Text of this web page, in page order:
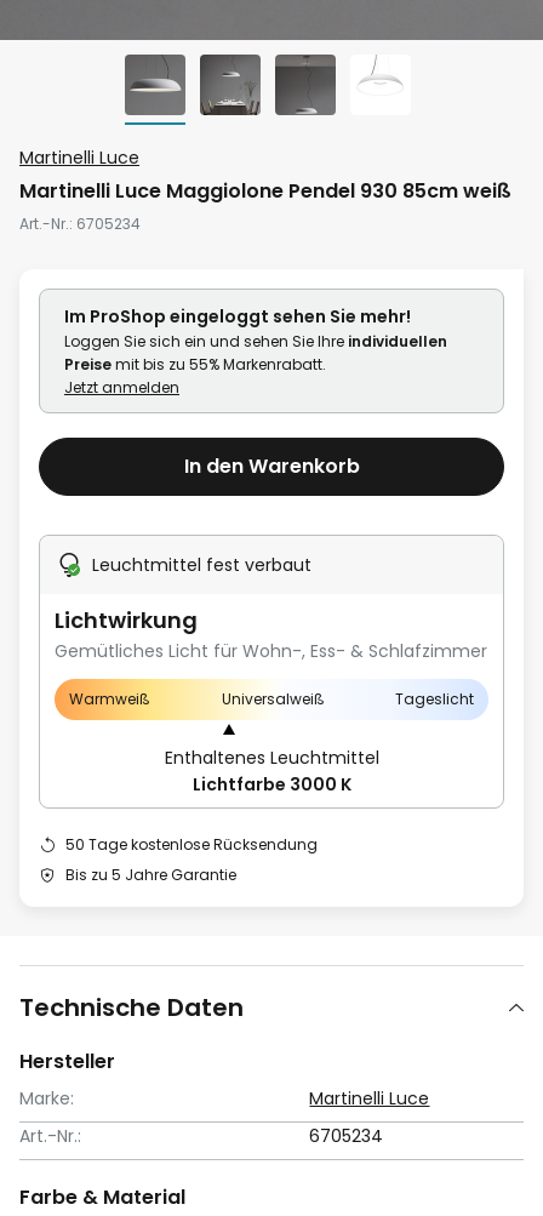
Anfang
der
Bildgalerie
Martinelli Luce
Martinelli Luce Maggiolone Pendel 930 85cm weiß
Art.-Nr. 6705234
Im ProShop eingeloggt sehen Sie mehr!
Loggen Sie sich ein und sehen Sie Ihre individuellen
Preisemit bis zu 55% Markenrabatt.
Jetzt anmelden
In den Warenkorb
Leuchtmittel fest verbaut
Lichtwirkung
Gemütliches Licht für Wohn-, Ess- & Schlafzimmer
Warmweiß Universalweiß Tageslicht
Enthaltenes Leuchtmittel
Lichtfarbe 3000 K
50 Tage kostenlose Rücksendung
Bis zu 5 Jahre Garantie
Technische Daten
Hersteller
Marke:
Martinelli Luce
Art.-Nr.:
6705234
Farbe & Material